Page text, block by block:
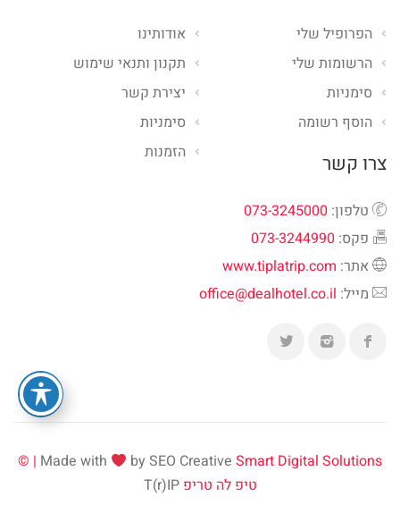
אודותינו
תקנון ותנאי שימוש
יצירת קשר
סימניות
הזמנות
הפרופיל שלי
הרשומות שלי
סימניות
הוסף רשומה
צרו קשר
טלפון: 073-3245000
פקס: 073-3244990
אתר: www.tiplatrip.com
מייל: office@dealhotel.co.il
Made with by SEO CreativeSmart Digital Solutions | ©
טיפ לה טריפ T(r)IP